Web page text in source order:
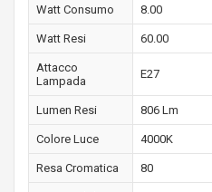
Watt Consumo 8.00
Watt Resi 60.00
Attacco
Lampada
E27
Lumen Resi 806 Lm
Colore Luce 4000K
Resa Cromatica 80